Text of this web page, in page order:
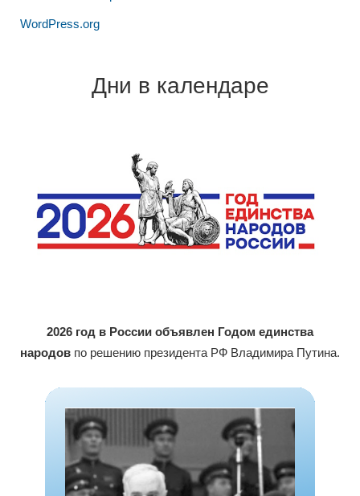
WordPress.org
Дни в календаре
2026 год в России объявлен Годом единства
народов по решению президента РФ Владимира Путина.